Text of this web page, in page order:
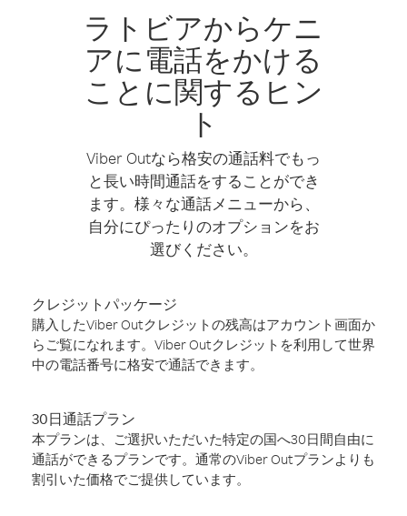
ラトビアからケニ
アに電話をかける
ことに関するヒン
ト
Viber Outなら格安の通話料でもっ
と長い時間通話をすることができ
ます。様々な通話メニューから、
自分にぴったりのオプションをお
選びください。
クレジットパッケージ
購入したViber Outクレジットの残高はアカウント画面か
らご覧になれます。Viber Outクレジットを利用して世界
中の電話番号に格安で通話できます。
30日通話プラン
本プランは、ご選択いただいた特定の国へ30日間自由に
通話ができるプランです。通常のViber Outプランよりも
割引いた価格でご提供しています。